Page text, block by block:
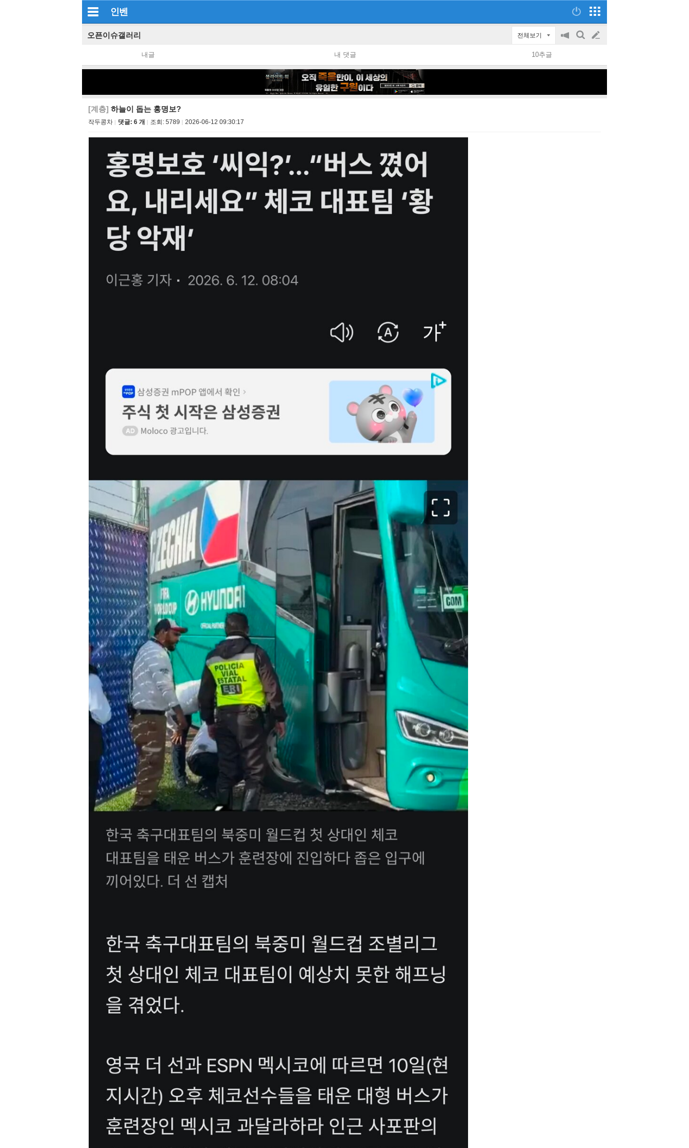
인벤
오픈이슈갤러리 전체보기
공
on/off
검
글
쓰
내글 내 댓글 10추글
[계층] 하늘이 돕는 홍명보?
작두콩차 댓글: 6 개 조회: 5789 2026-06-12 09:30:17